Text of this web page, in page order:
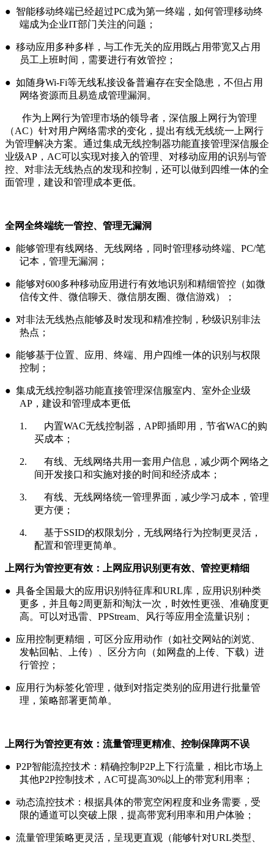
● 智能移动终端已经超过PC成为第一终端，如何管理移动终
端成为企业IT部门关注的问题；
● 移动应用多种多样，与工作无关的应用既占用带宽又占用
员工上班时间，需要进行有效管控；
● 如随身Wi-Fi等无线私接设备普遍存在安全隐患，不但占用
网络资源而且易造成管理漏洞。
作为上网行为管理市场的领导者，深信服上网行为管理
（AC）针对用户网络需求的变化，提出有线无线统一上网行
为管理解决方案。通过集成无线控制器功能直接管理深信服企
业级AP，AC可以实现对接入的管理、对移动应用的识别与管
控、对非法无线热点的发现和控制，还可以做到四维一体的全
面管理，建设和管理成本更低。
全网全终端统一管控、管理无漏洞
● 能够管理有线网络、无线网络，同时管理移动终端、PC/笔
记本，管理无漏洞；
● 能够对600多种移动应用进行有效地识别和精细管控（如微
信传文件、微信聊天、微信朋友圈、微信游戏）；
● 对非法无线热点能够及时发现和精准控制，秒级识别非法
热点；
● 能够基于位置、应用、终端、用户四维一体的识别与权限
控制；
● 集成无线控制器功能直接管理深信服室内、室外企业级
AP，建设和管理成本更低
1. 内置WAC无线控制器，AP即插即用，节省WAC的购
买成本；
2. 有线、无线网络共用一套用户信息，减少两个网络之
间开发接口和实施对接的时间和经济成本；
3. 有线、无线网络统一管理界面，减少学习成本，管理
更方便；
4. 基于SSID的权限划分，无线网络行为控制更灵活，
配置和管理更简单。
上网行为管控更有效：上网应用识别更有效、管控更精细
● 具备全国最大的应用识别特征库和URL库，应用识别种类
更多，并且每2周更新和淘汰一次，时效性更强、准确度更
高。可以对迅雷、PPStream、风行等应用全流量识别；
● 应用控制更精细，可区分应用动作（如社交网站的浏览、
发帖回帖、上传）、区分方向（如网盘的上传、下载）进
行管控；
● 应用行为标签化管理，做到对指定类别的应用进行批量管
理，策略部署更简单。
上网行为管控更有效：流量管理更精准、控制保障两不误
● P2P智能流控技术：精确控制P2P上下行流量，相比市场上
其他P2P控制技术，AC可提高30%以上的带宽利用率；
● 动态流控技术：根据具体的带宽空闲程度和业务需要，受
限的通道可以突破上限，提高带宽利用率和用户体验；
● 流量管理策略更灵活，呈现更直观（能够针对URL类型、